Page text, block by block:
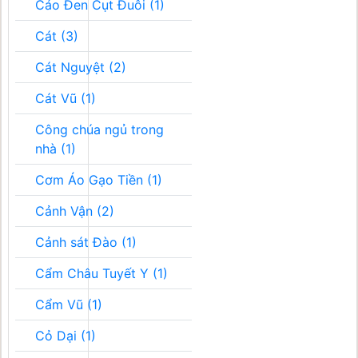
Cáo Đen Cụt Đuôi (1)
Cát (3)
Cát Nguyệt (2)
Cát Vũ (1)
Công chúa ngủ trong
nhà (1)
Cơm Áo Gạo Tiền (1)
Cảnh Vận (2)
Cảnh sát Đào (1)
Cẩm Châu Tuyết Y (1)
Cẩm Vũ (1)
Cỏ Dại (1)